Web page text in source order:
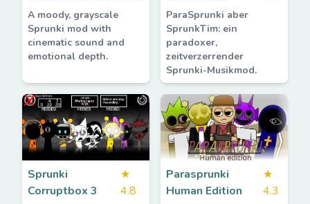
A moody, grayscale
Sprunki mod with
cinematic sound and
emotional depth.
ParaSprunki aber
SprunkTim: ein
paradoxer,
zeitverzerrender
Sprunki-Musikmod.
Sprunki
Corruptbox 3
★
4.8
Parasprunki
Human Edition
★
4.3